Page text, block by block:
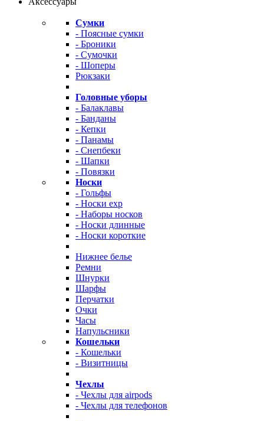
Сумки
- Поясные сумки
- Броники
- Сумочки
- Шоперы
Рюкзаки
Головные уборы
- Балаклавы
- Банданы
- Кепки
- Панамы
- Снепбеки
- Шапки
- Повязки
Носки
- Гольфы
- Носки exp
- Наборы носков
- Носки длинные
- Носки короткие
Нижнее белье
Ремни
Шнурки
Шарфы
Перчатки
Очки
Часы
Напульсники
Кошельки
- Кошельки
- Визитницы
Чехлы
- Чехлы для airpods
- Чехлы для телефонов